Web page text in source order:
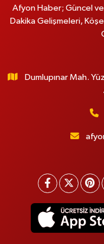
Afyon Haber; Güncel
Dakika Gelişmeleri,
Dumlupınar Mah.